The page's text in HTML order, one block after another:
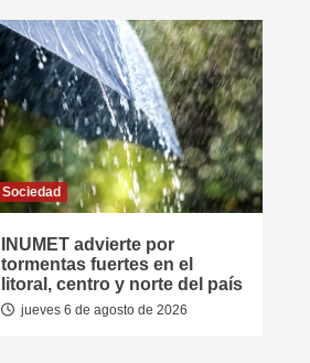
Sociedad
INUMET advierte por
tormentas fuertes en el
litoral, centro y norte del país
jueves 6 de agosto de 2026